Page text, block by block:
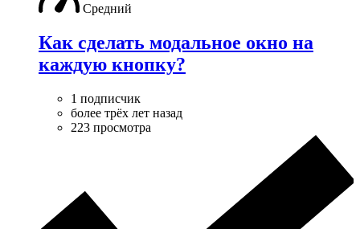
Средний
Как сделать модальное окно на
каждую кнопку?
1 подписчик
более трёх лет назад
223 просмотра